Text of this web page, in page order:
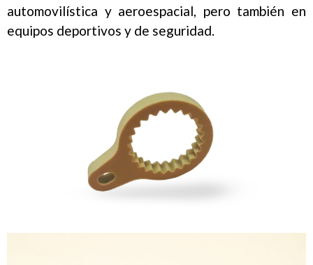
automovilística y aeroespacial, pero también en
equipos deportivos y de seguridad.